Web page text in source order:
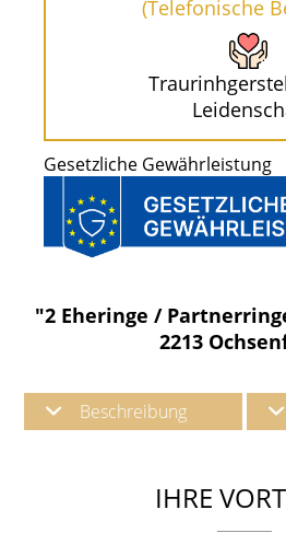
(Telefonische
Gesetzliche Gewährleistung
"2 Eheringe /
2213
Beschreibung
IHRE